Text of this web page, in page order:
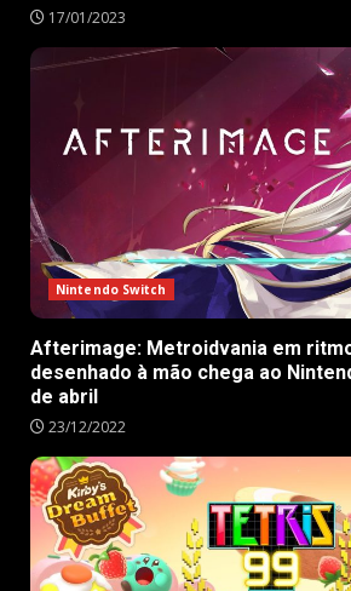
17/01/2023
Nintendo Switch
Afterimage: Metroidvania em
desenhado à mão chega ao
de abril
23/12/2022